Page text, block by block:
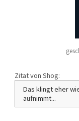
Zitat von Shog:
Das klingt eher
aufnimmt...